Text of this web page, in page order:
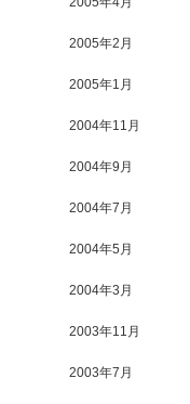
2005年2月
2005年1月
2004年11月
2004年9月
2004年7月
2004年5月
2004年3月
2003年11月
2003年7月